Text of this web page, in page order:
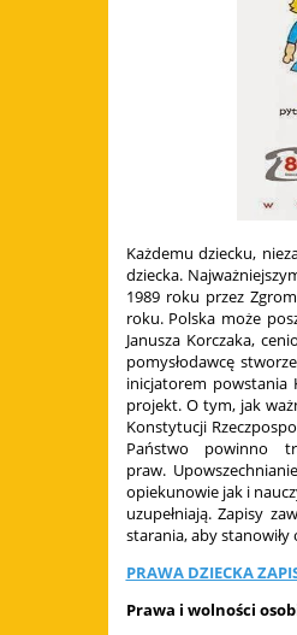
Każdemu dziecku,
dziecka.
1989 roku przez
roku. Polska może
Janusza Korczaka,
pomysłodawcę
inicjatorem powstania
projekt. O tym, jak
Konstytucji
Państwo powinno
praw.
opiekunowie jak i
uzupełniają. Zapisy
starania, aby
PRAWA DZIECKA
Prawa i wolności